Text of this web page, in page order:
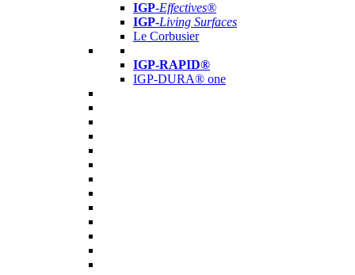
IGP-Effectives®
IGP-Living Surfaces
Le Corbusier
IGP-RAPID®
IGP-DURA® one